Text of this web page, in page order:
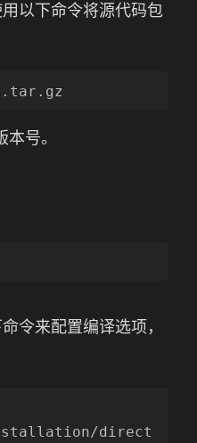
以下命令将源代码包
号。
令来配置编译选项，
direct